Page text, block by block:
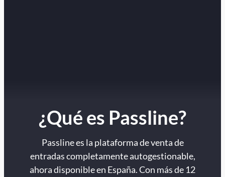
¿Qué es Passline?
Passline es la plataforma de venta de
entradas completamente autogestionable,
ahora disponible en España. Con más de 12